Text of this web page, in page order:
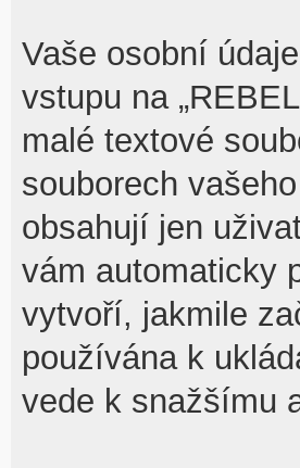
Vaše osobní
vstupu na
malé textové
souborech
obsahují jen
vám automaticky
vytvoří, jakmile
používána k
vede k snažšímu